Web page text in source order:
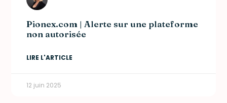
Pionex.com | Alerte sur une plateforme
non autorisée
LIRE L'ARTICLE
12 juin 2025